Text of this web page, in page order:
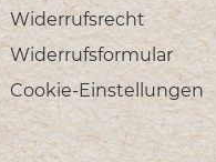
Widerrufsrecht
Widerrufsformular
Cookie-Einstellungen